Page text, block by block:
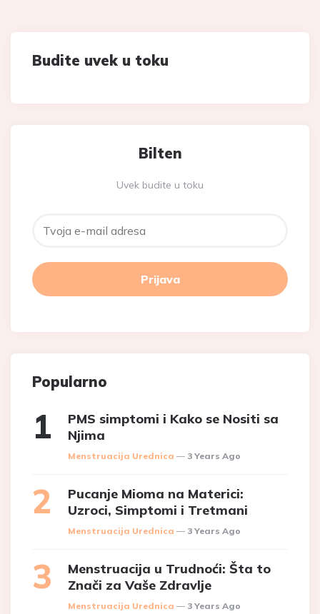
Budite uvek u toku
Bilten
Uvek budite u toku
Popularno
PMS simptomi i Kako se Nositi sa
Njima
Posted
Menstruacija Urednica 3 Years Ago
Pucanje Mioma na Materici:
Uzroci, Simptomi i Tretmani
Posted
Menstruacija Urednica 3 Years Ago
Menstruacija u Trudnoći: Šta to
Znači za Vaše Zdravlje
Posted
Menstruacija Urednica 3 Years Ago